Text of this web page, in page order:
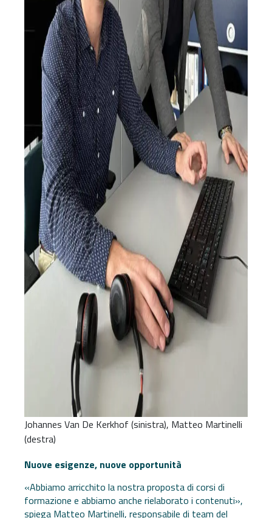
Johannes Van De Kerkhof (sinistra), Matteo Martinelli
(destra)
Nuove esigenze, nuove opportunità
«Abbiamo arricchito la nostra proposta di corsi di
formazione e abbiamo anche rielaborato i contenuti»,
spiega Matteo Martinelli, responsabile di team del